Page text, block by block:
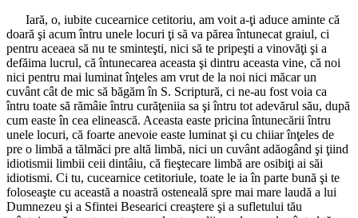
Iară, o, iubite cucearnice cetitoriu, am voit a-ţi aduce aminte că
doară şi acum întru unele locuri ţi să va părea întunecat graiul, ci
pentru aceaea să nu te sminteşti, nici să te pripeşti a vinovăţi şi a
defăima lucrul, că întunecarea aceasta şi dintru aceasta vine, că noi
nici pentru mai luminat înţeles am vrut de la noi nici măcar un
cuvânt cât de mic să băgăm în S. Scriptură, ci ne-au fost voia ca
întru toate să rămâie întru curăţeniia sa şi întru tot adevărul său, după
cum easte în cea elinească. Aceasta easte pricina întunecării întru
unele locuri, că foarte anevoie easte luminat şi cu chiiar înţeles de
pre o limbă a tălmăci pre altă limbă, nici un cuvânt adăogând şi ţiind
idiotismii limbii ceii dintâiu, că fieştecare limbă are osibiţi ai săi
idiotismi. Ci tu, cucearnice cetitoriule, toate le ia în parte bună şi te
foloseaşte cu această a noastră osteneală spre mai mare laudă a lui
Dumnezeu şi a Sfintei Besearici creaştere şi a sufletului tău